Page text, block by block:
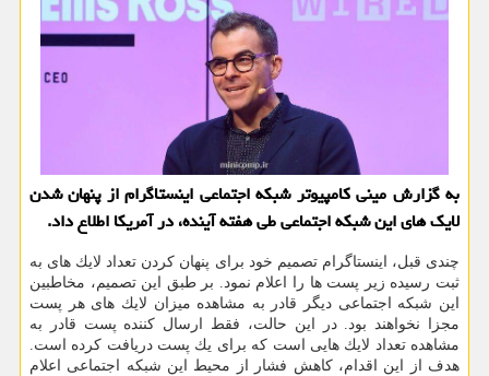
به گزارش مینی كامپیوتر شبكه اجتماعی اینستاگرام از پنهان شدن
لایك های این شبكه اجتماعی طی هفته آینده، در آمریكا اطلاع داد.
چندی قبل، اینستاگرام تصمیم خود برای پنهان كردن تعداد لایك های به
ثبت رسیده زیر پست ها را اعلام نمود. بر طبق این تصمیم، مخاطبین
این شبكه اجتماعی دیگر قادر به مشاهده میزان لایك های هر پست
مجزا نخواهند بود. در این حالت، فقط ارسال كننده پست قادر به
مشاهده تعداد لایك هایی است كه برای یك پست دریافت كرده است.
هدف از این اقدام، كاهش فشار از محیط این شبكه اجتماعی اعلام